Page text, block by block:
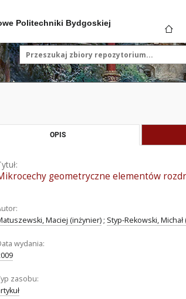
Politechniki Bydgoskiej
OPIS
geometryczne elementów
Maciej (inżynier) ; Styp-Rekowski, Michał
wydania:
zasobu: